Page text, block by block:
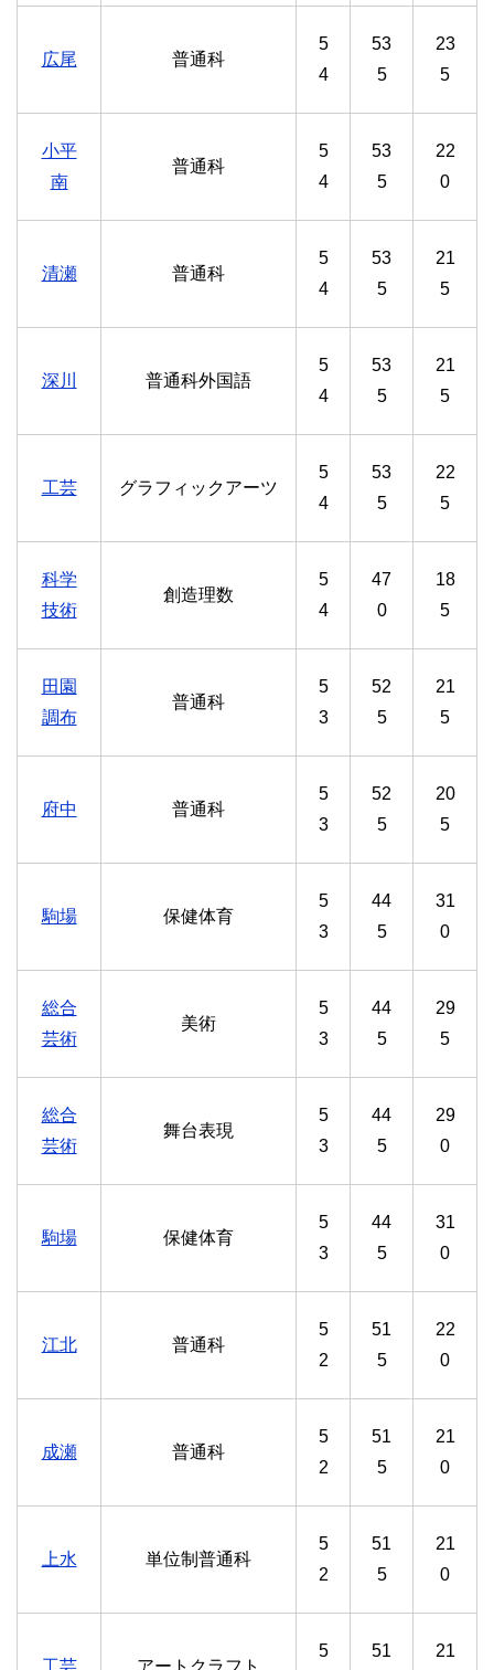
広尾 普通科
5
4
53
5
23
5
小平
南
普通科
5
4
53
5
22
0
清瀬 普通科
5
4
53
5
21
5
深川 普通科外国語
5
4
53
5
21
5
工芸 グラフィックアーツ
5
4
53
5
22
5
科学
技術
創造理数
5
4
47
0
18
5
田園
調布
普通科
5
3
52
5
21
5
府中 普通科
5
3
52
5
20
5
駒場 保健体育
5
3
44
5
31
0
総合
芸術
美術
5
3
44
5
29
5
総合
芸術
舞台表現
5
3
44
5
29
0
駒場 保健体育
5
3
44
5
31
0
江北 普通科
5
2
51
5
22
0
成瀬 普通科
5
2
51
5
21
0
上水 単位制普通科
5
2
51
5
21
0
5 51 21